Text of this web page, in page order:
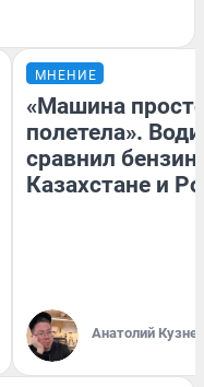
МНЕНИЕ
«Машина
полетела».
сравнил бензин
Казахстане и
Анатолий